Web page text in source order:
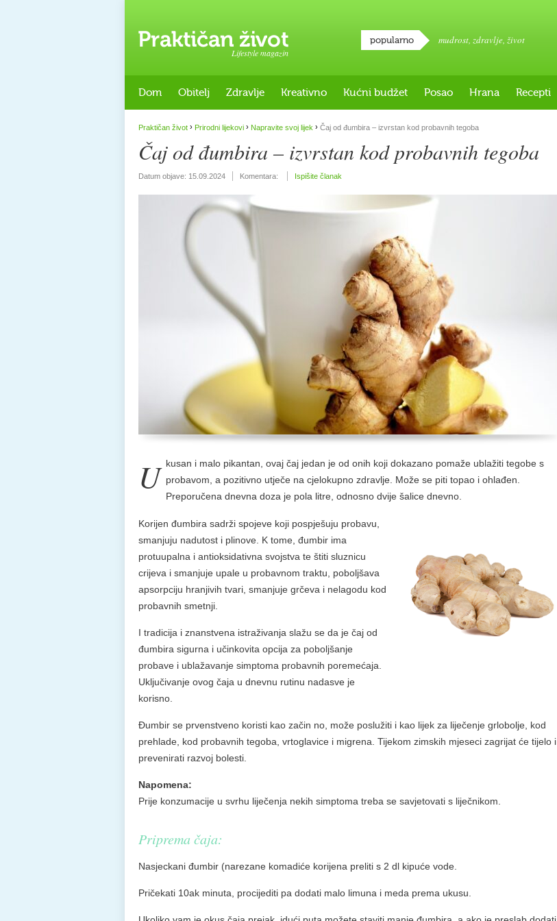
Lifestyle magazin
popularno mudrost, zdravlje, život
Dom Obitelj Zdravlje Kreativno Kućni budžet Posao Hrana Recepti
Praktičan život › Prirodni lijekovi › Napravite svoj lijek › Čaj od đumbira – izvrstan kod probavnih tegoba
Čaj od đumbira – izvrstan kod probavnih tegoba
Datum objave: 15.09.2024 Komentara: Ispišite članak
U kusan i malo pikantan, ovaj čaj jedan je od onih koji dokazano pomaže ublažiti tegobe s
probavom, a pozitivno utječe na cjelokupno zdravlje. Može se piti topao i ohlađen.
Preporučena dnevna doza je pola litre, odnosno dvije šalice dnevno.
Korijen đumbira sadrži spojeve koji pospješuju probavu,
smanjuju nadutost i plinove. K tome, đumbir ima
protuupalna i antioksidativna svojstva te štiti sluznicu
crijeva i smanjuje upale u probavnom traktu, poboljšava
apsorpciju hranjivih tvari, smanjuje grčeva i nelagodu kod
probavnih smetnji.
I tradicija i znanstvena istraživanja slažu se da je čaj od
đumbira sigurna i učinkovita opcija za poboljšanje
probave i ublažavanje simptoma probavnih poremećaja.
Uključivanje ovog čaja u dnevnu rutinu nadasve je
korisno.
Đumbir se prvenstveno koristi kao začin no, može poslužiti i kao lijek za liječenje grlobolje, kod
prehlade, kod probavnih tegoba, vrtoglavice i migrena. Tijekom zimskih mjeseci zagrijat će tijelo i
prevenirati razvoj bolesti.
Napomena:
Prije konzumacije u svrhu liječenja nekih simptoma treba se savjetovati s liječnikom.
Priprema čaja:
Nasjeckani đumbir (narezane komadiće korijena preliti s 2 dl kipuće vode.
Pričekati 10ak minuta, procijediti pa dodati malo limuna i meda prema ukusu.